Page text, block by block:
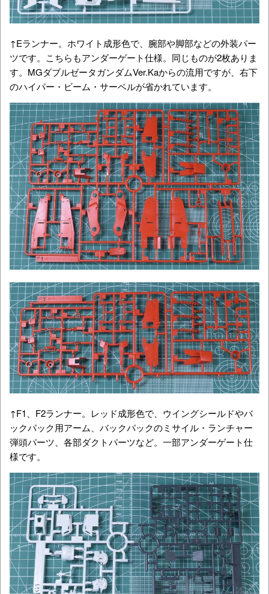
↑Eランナー。ホワイト成形色で、腕部や脚部などの外装パー
ツです。こちらもアンダーゲート仕様。同じものが2枚ありま
す。MGダブルゼータガンダムVer.Kaからの流用ですが、右下
のハイパー・ビーム・サーベルが省かれています。
↑F1、F2ランナー。レッド成形色で、ウイングシールドやバ
ックパック用アーム、バックパックのミサイル・ランチャー
弾頭パーツ、各部ダクトパーツなど。一部アンダーゲート仕
様です。